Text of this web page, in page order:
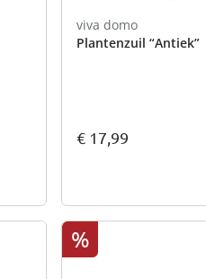
viva domo
Plantenzuil “Antiek”
€ 17,99
%